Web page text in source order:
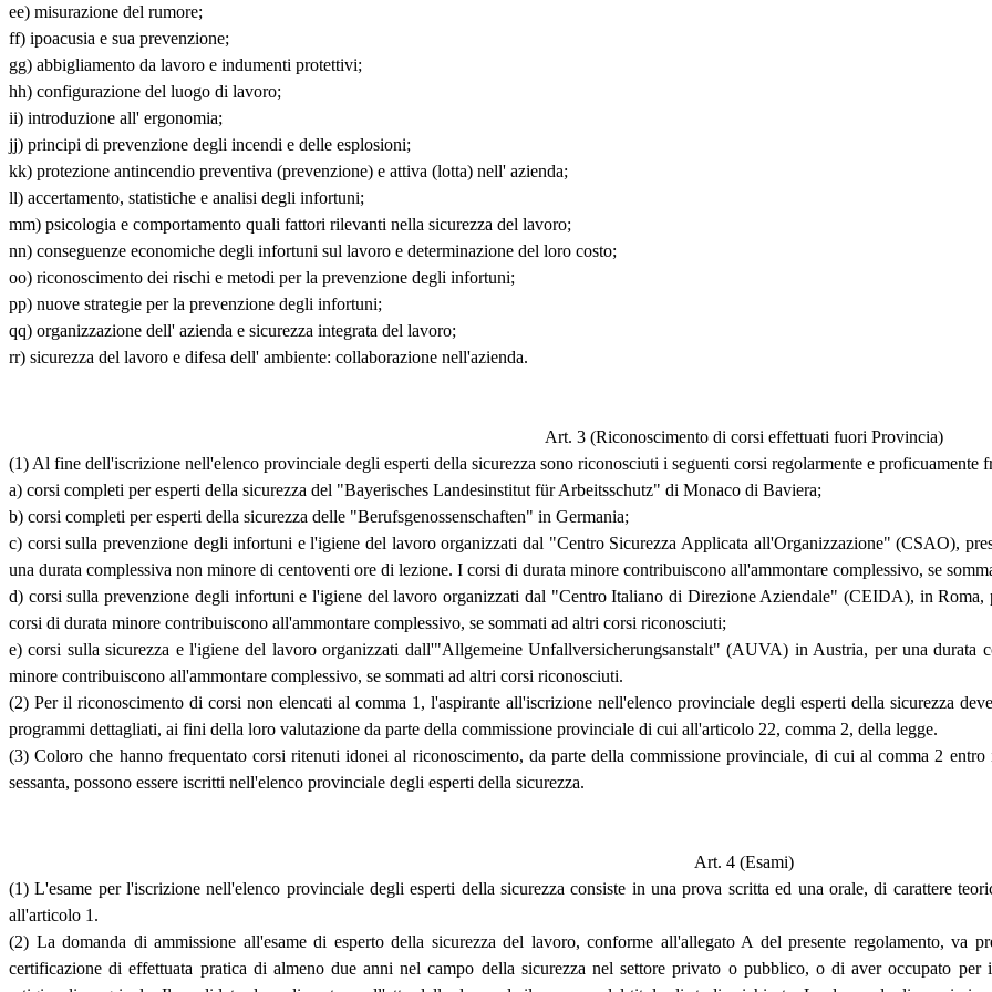
ee) misurazione del rumore;
ff) ipoacusia e sua prevenzione;
gg) abbigliamento da lavoro e indumenti protettivi;
hh) configurazione del luogo di lavoro;
ii) introduzione all' ergonomia;
jj) principi di prevenzione degli incendi e delle esplosioni;
kk) protezione antincendio preventiva (prevenzione) e attiva (lotta) nell' azienda;
ll) accertamento, statistiche e analisi degli infortuni;
mm) psicologia e comportamento quali fattori rilevanti nella sicurezza del lavoro;
nn) conseguenze economiche degli infortuni sul lavoro e determinazione del loro costo;
oo) riconoscimento dei rischi e metodi per la prevenzione degli infortuni;
pp) nuove strategie per la prevenzione degli infortuni;
qq) organizzazione dell' azienda e sicurezza integrata del lavoro;
rr) sicurezza del lavoro e difesa dell' ambiente: collaborazione nell'azienda.
Art. 3 (Riconoscimento di corsi effettuati fuori Provincia)
(1) Al fine dell'iscrizione nell'elenco provinciale degli esperti della sicurezza sono riconosciuti i seguenti corsi regolarmente e proficuamente
a) corsi completi per esperti della sicurezza del "Bayerisches Landesinstitut für Arbeitsschutz" di Monaco di Baviera;
b) corsi completi per esperti della sicurezza delle "Berufsgenossenschaften" in Germania;
c) corsi sulla prevenzione degli infortuni e l'igiene del lavoro organizzati dal "Centro Sicurezza Applicata all'Organizzazione" (CSAO),
una durata complessiva non minore di centoventi ore di lezione. I corsi di durata minore contribuiscono all'ammontare complessivo, se
d) corsi sulla prevenzione degli infortuni e l'igiene del lavoro organizzati dal "Centro Italiano di Direzione Aziendale" (CEIDA), in
corsi di durata minore contribuiscono all'ammontare complessivo, se sommati ad altri corsi riconosciuti;
e) corsi sulla sicurezza e l'igiene del lavoro organizzati dall'"Allgemeine Unfallversicherungsanstalt" (AUVA) in Austria, per una durata
minore contribuiscono all'ammontare complessivo, se sommati ad altri corsi riconosciuti.
(2) Per il riconoscimento di corsi non elencati al comma 1, l'aspirante all'iscrizione nell'elenco provinciale degli esperti della sicurezza
programmi dettagliati, ai fini della loro valutazione da parte della commissione provinciale di cui all'articolo 22, comma 2, della legge.
(3) Coloro che hanno frequentato corsi ritenuti idonei al riconoscimento, da parte della commissione provinciale, di cui al comma 2
sessanta, possono essere iscritti nell'elenco provinciale degli esperti della sicurezza.
Art. 4 (Esami)
(1) L'esame per l'iscrizione nell'elenco provinciale degli esperti della sicurezza consiste in una prova scritta ed una orale, di carattere
all'articolo 1.
(2) La domanda di ammissione all'esame di esperto della sicurezza del lavoro, conforme all'allegato A del presente regolamento, va
certificazione di effettuata pratica di almeno due anni nel campo della sicurezza nel settore privato o pubblico, o di aver occupato